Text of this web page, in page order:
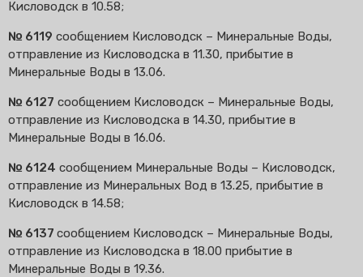
Кисловодск в 10.58;
№ 6119 сообщением Кисловодск – Минеральные Воды,
отправление из Кисловодска в 11.30, прибытие в
Минеральные Воды в 13.06.
№ 6127 сообщением Кисловодск – Минеральные Воды,
отправление из Кисловодска в 14.30, прибытие в
Минеральные Воды в 16.06.
№ 6124 сообщением Минеральные Воды – Кисловодск,
отправление из Минеральных Вод в 13.25, прибытие в
Кисловодск в 14.58;
№ 6137 сообщением Кисловодск – Минеральные Воды,
отправление из Кисловодска в 18.00 прибытие в
Минеральные Воды в 19.36.